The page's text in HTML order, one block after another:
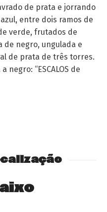
de prata e jorrando
entre dois ramos de
verde, frutados de
de negro, ungulada e
de prata de três torres.
negro: “ESCALOS de